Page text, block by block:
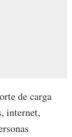
de carga
internet,